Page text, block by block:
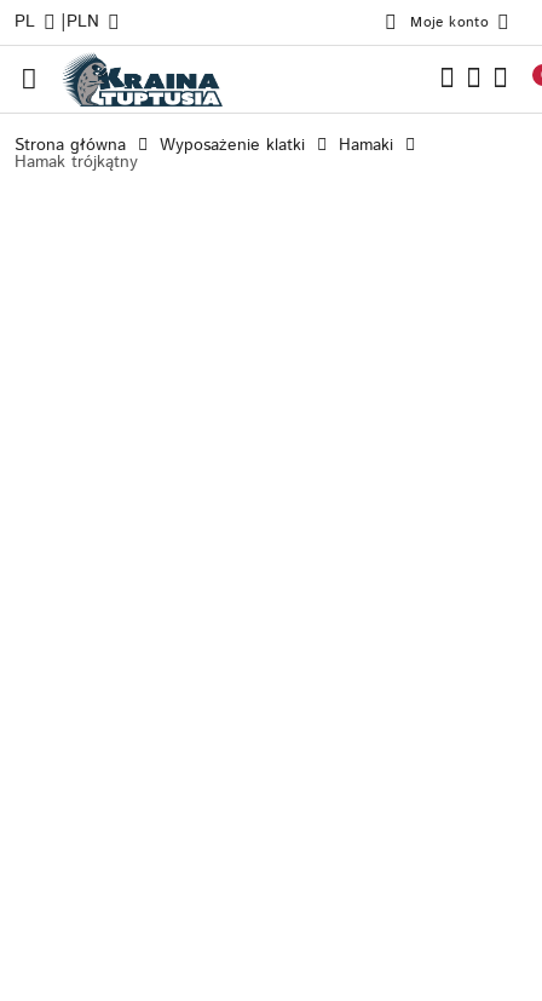
Przejdź do treści głównej
Przejdź do wyszukiwarki
Przejdź do moje konto
Przejdź do menu głównego
Przejdź do opisu produktu
Przejdź do stopki
PL |PLN Moje konto
Strona główna Wyposażenie klatki Hamaki
Hamak trójkątny